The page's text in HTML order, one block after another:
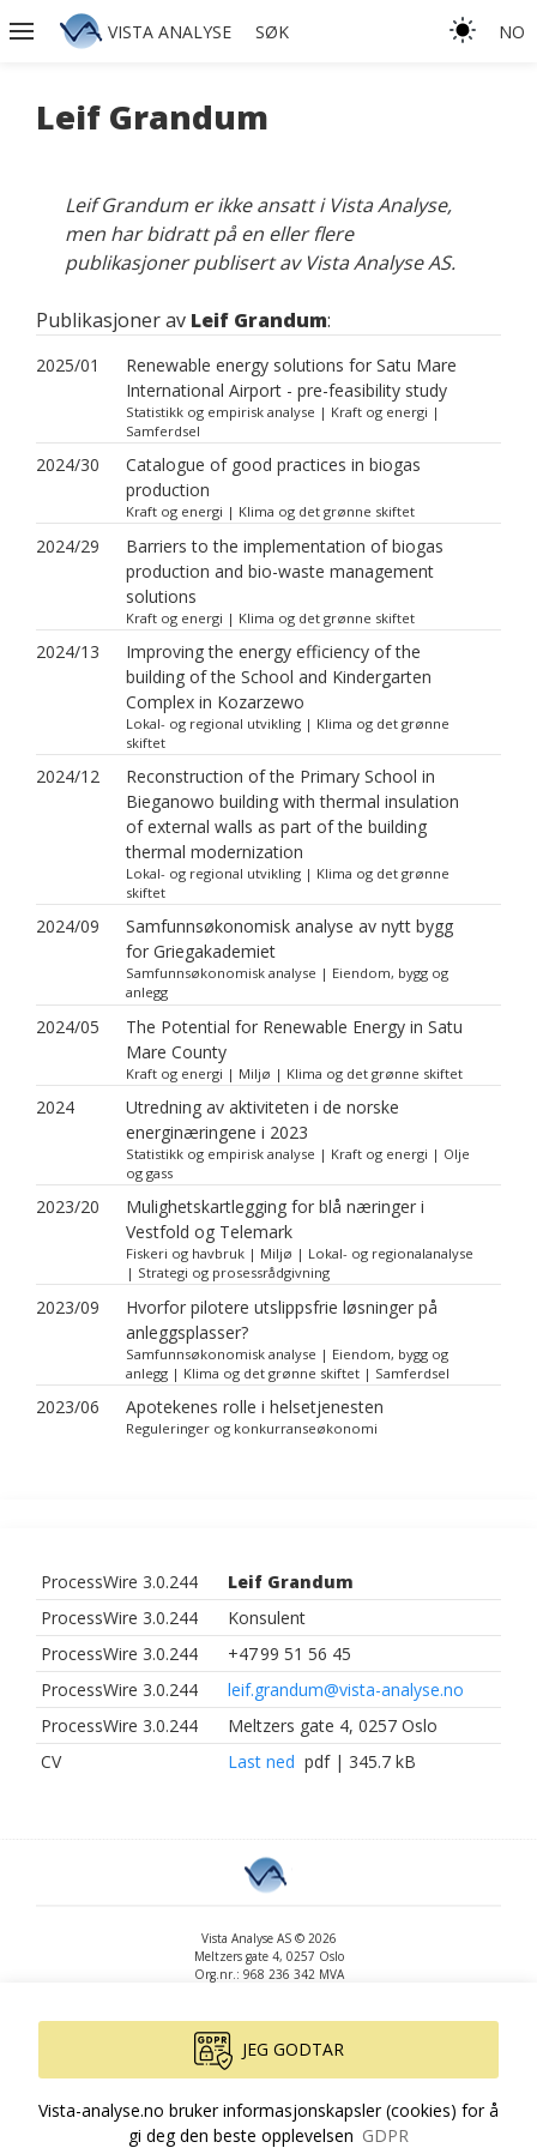
VISTA ANALYSE SØK NO
Leif Grandum
Leif Grandum er ikke ansatt i Vista Analyse,
men har bidratt på en eller flere
publikasjoner publisert av Vista Analyse AS.
Publikasjoner av Leif Grandum:
2025/01
Renewable energy solutions for Satu Mare
International Airport - pre-feasibility study
Statistikk og empirisk analyse | Kraft og energi |
Samferdsel
2024/30
Catalogue of good practices in biogas
production
Kraft og energi | Klima og det grønne skiftet
2024/29
Barriers to the implementation of biogas
production and bio-waste management
solutions
Kraft og energi | Klima og det grønne skiftet
2024/13
Improving the energy efficiency of the
building of the School and Kindergarten
Complex in Kozarzewo
Lokal- og regional utvikling | Klima og det grønne
skiftet
2024/12
Reconstruction of the Primary School in
Bieganowo building with thermal insulation
of external walls as part of the building
thermal modernization
Lokal- og regional utvikling | Klima og det grønne
skiftet
2024/09
Samfunnsøkonomisk analyse av nytt bygg
for Griegakademiet
Samfunnsøkonomisk analyse | Eiendom, bygg og
anlegg
2024/05
The Potential for Renewable Energy in Satu
Mare County
Kraft og energi | Miljø | Klima og det grønne skiftet
2024
Utredning av aktiviteten i de norske
energinæringene i 2023
Statistikk og empirisk analyse | Kraft og energi | Olje
og gass
2023/20
Mulighetskartlegging for blå næringer i
Vestfold og Telemark
Fiskeri og havbruk | Miljø | Lokal- og regionalanalyse
| Strategi og prosessrådgivning
2023/09
Hvorfor pilotere utslippsfrie løsninger på
anleggsplasser?
Samfunnsøkonomisk analyse | Eiendom, bygg og
anlegg | Klima og det grønne skiftet | Samferdsel
2023/06 Apotekenes rolle i helsetjenesten
Reguleringer og konkurranseøkonomi
ProcessWire 3.0.244
Leif Grandum
ProcessWire 3.0.244
Konsulent
ProcessWire 3.0.244
+47 99 51 56 45
ProcessWire 3.0.244
leif.grandum@vista-analyse.no
ProcessWire 3.0.244
Meltzers gate 4, 0257 Oslo
CV
Last ned pdf | 345.7 kB
Vista Analyse AS © 2026
Meltzers gate 4, 0257 Oslo
Org.nr.: 968 236 342 MVA
www.vista-analyse.no
By
Version: 3.0.244
JEG GODTAR
Vista-analyse.no bruker informasjonskapsler (cookies) for å
gi deg den beste opplevelsen GDPR